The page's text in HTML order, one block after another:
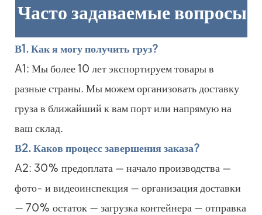
Часто задаваемые вопросы
В1. Как я могу получить груз?
A1: Мы более 10 лет экспортируем товары в
разные страны. Мы можем организовать доставку
груза в ближайший к вам порт или напрямую на
ваш склад.
В2. Каков процесс завершения заказа?
A2: 30% предоплата — начало производства —
фото- и видеоинспекция — организация доставки
— 70% остаток — загрузка контейнера — отправка